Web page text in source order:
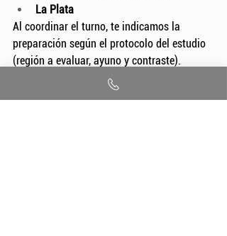
La Plata
Al coordinar el turno, te indicamos la
preparación según el protocolo del estudio
(región a evaluar, ayuno y contraste).
podemos darte más